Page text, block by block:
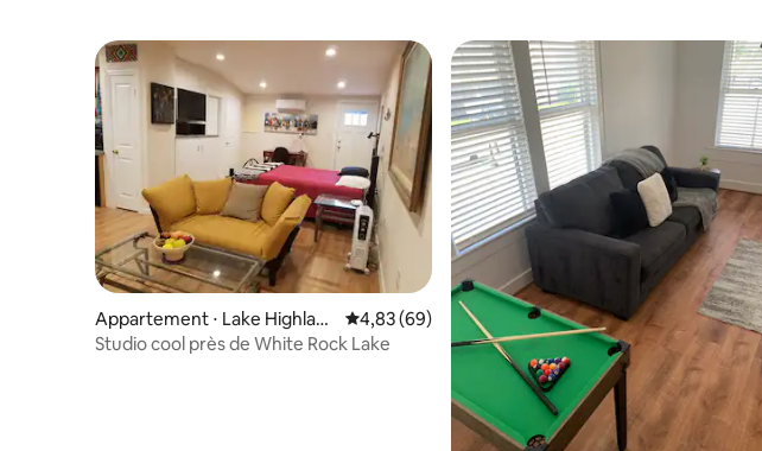
Appartement ⋅ Lake Highlan
ds
Évaluation moyenne sur la base de 69
4,83 (69)
Studio cool près de White Rock Lake